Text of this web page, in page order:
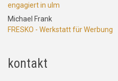
engagiert in ulm
Michael Frank
FRESKO - Werkstatt für Werbung
kontakt